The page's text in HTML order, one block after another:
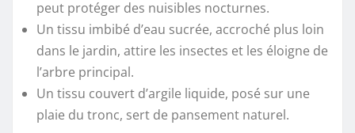
peut protéger des nuisibles nocturnes.
Un tissu imbibé d’eau sucrée, accroché plus loin
dans le jardin, attire les insectes et les éloigne de
l’arbre principal.
Un tissu couvert d’argile liquide, posé sur une
plaie du tronc, sert de pansement naturel.